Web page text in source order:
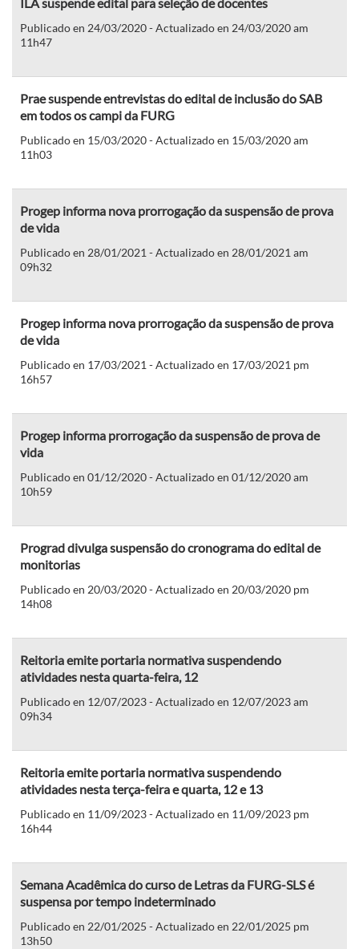
Publicado en 24/03/2020 - Actualizado en 24/03/2020 am
11h47
Prae suspende entrevistas do edital de inclusão do SAB
em todos os campi da FURG
Publicado en 15/03/2020 - Actualizado en 15/03/2020 am
11h03
Progep informa nova prorrogação da suspensão de prova
de vida
Publicado en 28/01/2021 - Actualizado en 28/01/2021 am
09h32
Progep informa nova prorrogação da suspensão de prova
de vida
Publicado en 17/03/2021 - Actualizado en 17/03/2021 pm
16h57
Progep informa prorrogação da suspensão de prova de
vida
Publicado en 01/12/2020 - Actualizado en 01/12/2020 am
10h59
Prograd divulga suspensão do cronograma do edital de
monitorias
Publicado en 20/03/2020 - Actualizado en 20/03/2020 pm
14h08
Reitoria emite portaria normativa suspendendo
atividades nesta quarta-feira, 12
Publicado en 12/07/2023 - Actualizado en 12/07/2023 am
09h34
Reitoria emite portaria normativa suspendendo
atividades nesta terça-feira e quarta, 12 e 13
Publicado en 11/09/2023 - Actualizado en 11/09/2023 pm
16h44
Semana Acadêmica do curso de Letras da FURG-SLS é
suspensa por tempo indeterminado
Publicado en 22/01/2025 - Actualizado en 22/01/2025 pm
13h50